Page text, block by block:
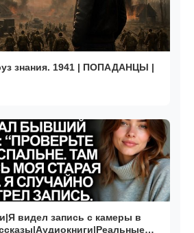
знания. 1941 | ПОПАДАНЦЫ |
видел запись с камеры в